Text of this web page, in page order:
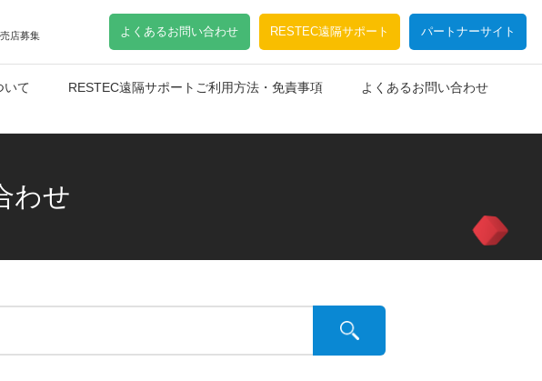
店募集 よくあるお問い合わせ RESTEC遠隔サポート パートナーサイト
いて RESTEC遠隔サポートご利用方法・免責事項
よくあるお問い合わせ
わせ